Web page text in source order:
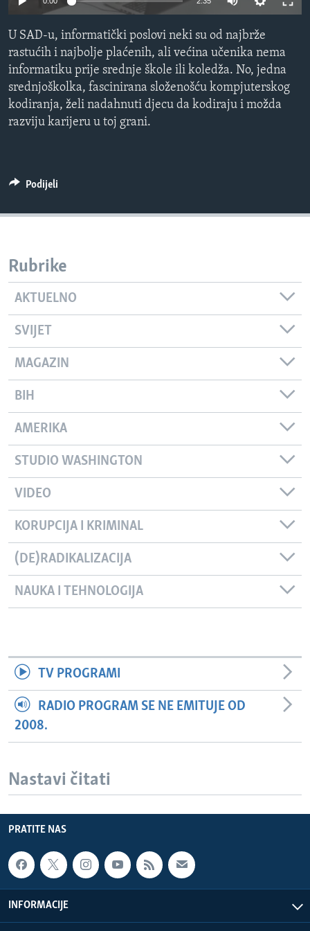
MAGAZIN
O GLASU AMERIKE
Learning English
PRATITE NAS
Jezici
U SAD-u, informatički poslovi neki su od najbrže
rastućih i najbolje plaćenih, ali većina učenika nema
informatiku prije srednje škole ili koledža. No, jedna
srednjoškolka, fascinirana složenošću kompjuterskog
kodiranja, želi nadahnuti djecu da kodiraju i možda
razviju karijeru u toj grani.
Podijeli
Rubrike
AKTUELNO
SVIJET
MAGAZIN
BIH
AMERIKA
STUDIO WASHINGTON
VIDEO
KORUPCIJA I KRIMINAL
(DE)RADIKALIZACIJA
NAUKA I TEHNOLOGIJA
TV PROGRAMI
RADIO PROGRAM SE NE EMITUJE OD
2008.
Nastavi čitati
PRATITE NAS
INFORMACIJE